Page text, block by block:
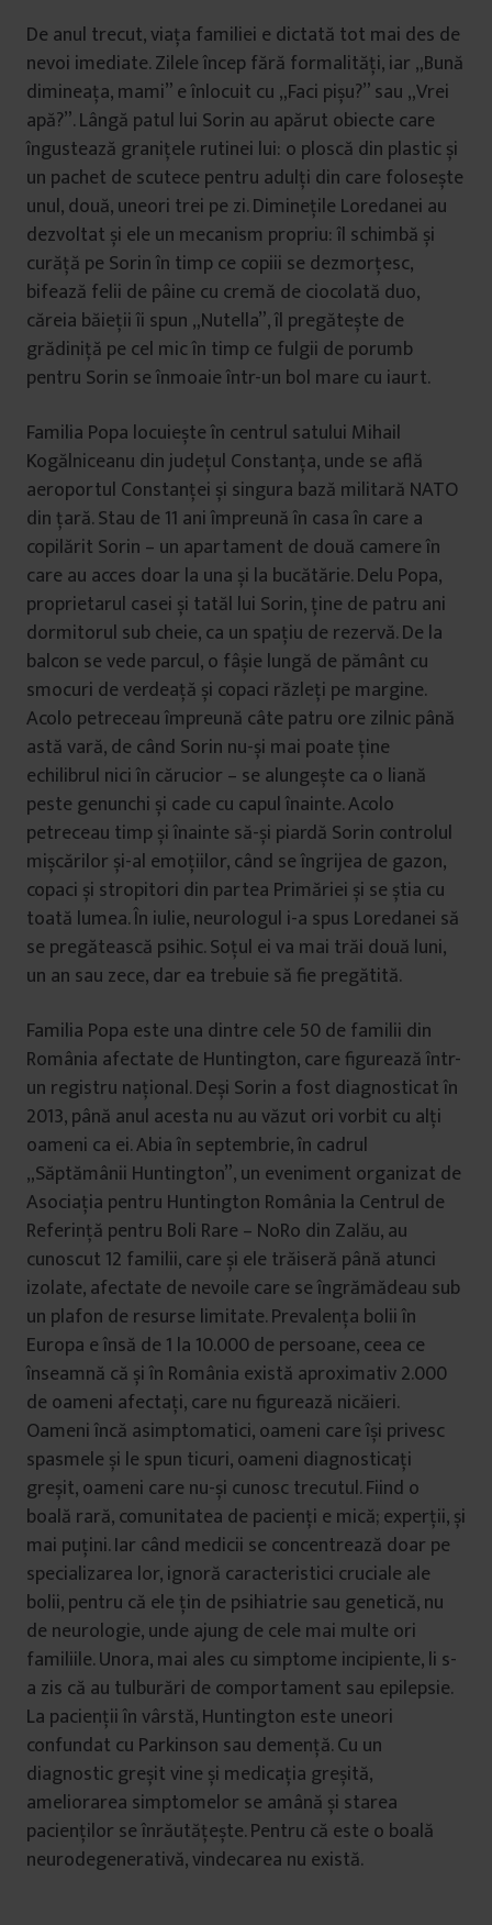
De anul trecut, viața familiei e dictată tot mai des de
nevoi imediate. Zilele încep fără formalități, iar „Bună
dimineața, mami” e înlocuit cu „Faci pișu?” sau „Vrei
apă?”. Lângă patul lui Sorin au apărut obiecte care
îngustează granițele rutinei lui: o ploscă din plastic și
un pachet de scutece pentru adulți din care folosește
unul, două, uneori trei pe zi. Diminețile Loredanei au
dezvoltat și ele un mecanism propriu: îl schimbă și
curăță pe Sorin în timp ce copiii se dezmorțesc,
bifează felii de pâine cu cremă de ciocolată duo,
căreia băieții îi spun „Nutella”, îl pregătește de
grădiniță pe cel mic în timp ce fulgii de porumb
pentru Sorin se înmoaie într-un bol mare cu iaurt.
Familia Popa locuiește în centrul satului Mihail
Kogălniceanu din județul Constanța, unde se află
aeroportul Constanței și singura bază militară NATO
din țară. Stau de 11 ani împreună în casa în care a
copilărit Sorin – un apartament de două camere în
care au acces doar la una și la bucătărie. Delu Popa,
proprietarul casei și tatăl lui Sorin, ține de patru ani
dormitorul sub cheie, ca un spațiu de rezervă. De la
balcon se vede parcul, o fâșie lungă de pământ cu
smocuri de verdeață și copaci răzleți pe margine.
Acolo petreceau împreună câte patru ore zilnic până
astă vară, de când Sorin nu-și mai poate ține
echilibrul nici în cărucior – se alungește ca o liană
peste genunchi și cade cu capul înainte. Acolo
petreceau timp și înainte să-și piardă Sorin controlul
mișcărilor și-al emoțiilor, când se îngrijea de gazon,
copaci și stropitori din partea Primăriei și se știa cu
toată lumea. În iulie, neurologul i-a spus Loredanei să
se pregătească psihic. Soțul ei va mai trăi două luni,
un an sau zece, dar ea trebuie să fie pregătită.
Familia Popa este una dintre cele 50 de familii din
România afectate de Huntington, care figurează într-
un registru național. Deși Sorin a fost diagnosticat în
2013, până anul acesta nu au văzut ori vorbit cu alți
oameni ca ei. Abia în septembrie, în cadrul
„Săptămânii Huntington”, un eveniment organizat de
Asociația pentru Huntington România la Centrul de
Referință pentru Boli Rare – NoRo din Zalău, au
cunoscut 12 familii, care și ele trăiseră până atunci
izolate, afectate de nevoile care se îngrămădeau sub
un plafon de resurse limitate. Prevalența bolii în
Europa e însă de 1 la 10.000 de persoane, ceea ce
înseamnă că și în România există aproximativ 2.000
de oameni afectați, care nu figurează nicăieri.
Oameni încă asimptomatici, oameni care își privesc
spasmele și le spun ticuri, oameni diagnosticați
greșit, oameni care nu-și cunosc trecutul. Fiind o
boală rară, comunitatea de pacienți e mică; experții, și
mai puțini. Iar când medicii se concentrează doar pe
specializarea lor, ignoră caracteristici cruciale ale
bolii, pentru că ele țin de psihiatrie sau genetică, nu
de neurologie, unde ajung de cele mai multe ori
familiile. Unora, mai ales cu simptome incipiente, li s-
a zis că au tulburări de comportament sau epilepsie.
La pacienții în vârstă, Huntington este uneori
confundat cu Parkinson sau demență. Cu un
diagnostic greșit vine și medicația greșită,
ameliorarea simptomelor se amână și starea
pacienților se înrăutățește. Pentru că este o boală
neurodegenerativă, vindecarea nu există.